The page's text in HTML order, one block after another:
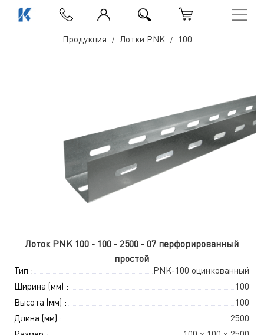
Продукция Лотки PNK 100
Лоток PNK 100 - 100 - 2500 - 07 перфорированный
простой
Тип :
PNK-100 оцинкованный
Ширина (мм) :
100
Высота (мм) :
100
Длина (мм) :
2500